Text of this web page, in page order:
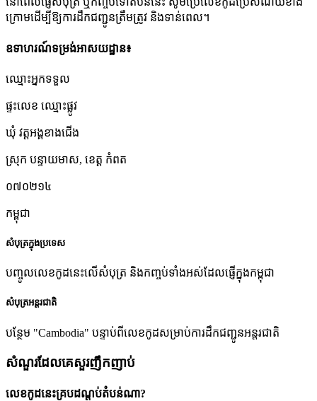
ក្រោមដើម្បីឱ្យការដឹកជញ្ជូនត្រឹមត្រូវ និងទាន់ពេល។
ឧទាហរណ៍ទម្រង់អាសយដ្ឋាន៖
ឈ្មោះអ្នកទទួល
ផ្ទះលេខ ឈ្មោះផ្លូវ
ឃុំ វត្ដអង្គខាងជើង
ស្រុក បន្ទាយមាស, ខេត្ត កំពត
០៧០២១៤
កម្ពុជា
សំបុត្រក្នុងប្រទេស
បញ្ចូលលេខកូដនេះលើសំបុត្រ និងកញ្ចប់ទាំងអស់ដែលផ្ញើក្នុងកម្ពុជា
សំបុត្រអន្តរជាតិ
បន្ថែម "Cambodia" បន្ទាប់ពីលេខកូដសម្រាប់ការដឹកជញ្ជូនអន្តរជាតិ
សំណួរដែលគេសួរញឹកញាប់
លេខកូដនេះគ្របដណ្តប់តំបន់ណា?